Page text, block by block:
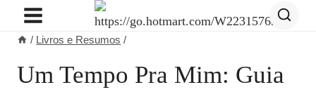
Pular
Conteúdo
/ Livros e Resumos /
Um Tempo Pra Mim: Guia